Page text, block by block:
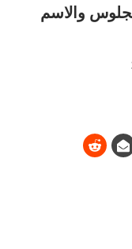
2025 برقم الجلوس والاسم